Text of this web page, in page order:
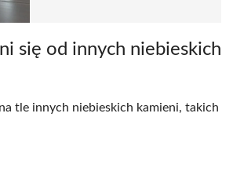
się od innych niebieskich
tle innych niebieskich kamieni, takich